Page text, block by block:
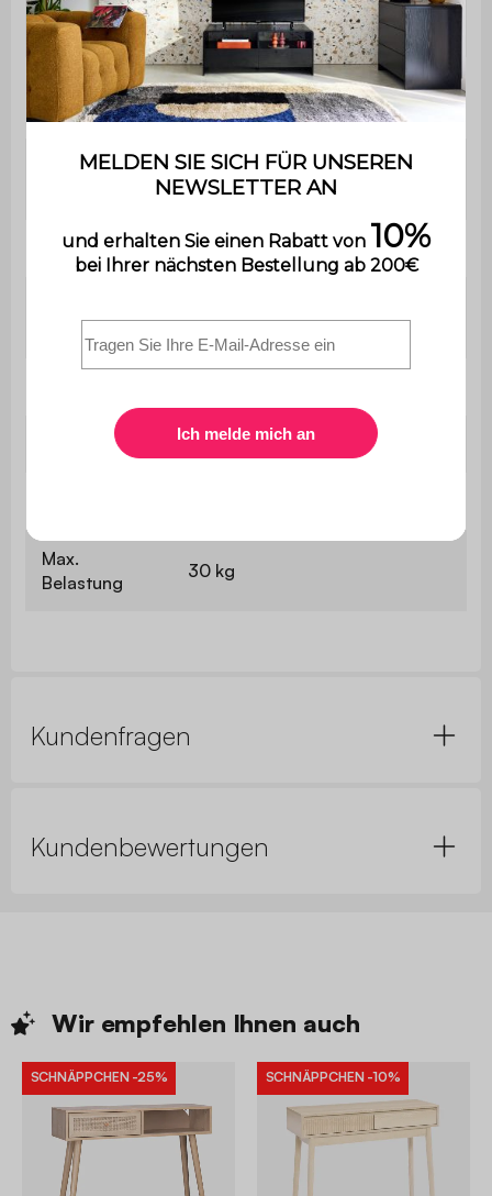
mitgeliefert.
Anzahl der
Türen
1
Anzahl der
4
Konsole B 100 x T 29 x H 81 cm
1,5 cm
63 cm
Max.
Belastung
30 kg
Kundenfragen
Kundenbewertungen
Wir empfehlen Ihnen auch
SCHNÄPPCHEN -25% SCHNÄPPCHEN -10%